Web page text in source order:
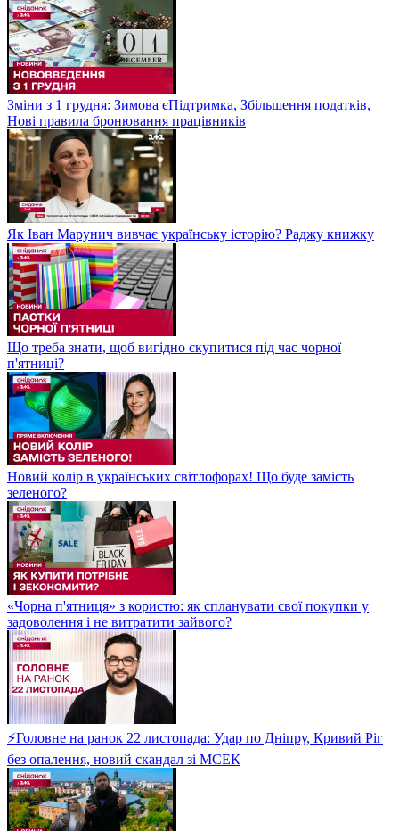
Зміни з 1 грудня: Зимова єПідтримка, Збільшення податків,
Нові правила бронювання працівників
Як Іван Марунич вивчає українську історію? Раджу книжку
Що треба знати, щоб вигідно скупитися під час чорної
п'ятниці?
Новий колір в українських світлофорах! Що буде замість
зеленого?
«Чорна п'ятниця» з користю: як спланувати свої покупки у
задоволення і не витратити зайвого?
⚡Головне на ранок 22 листопада: Удар по Дніпру, Кривий Ріг
без опалення, новий скандал зі МСЕК